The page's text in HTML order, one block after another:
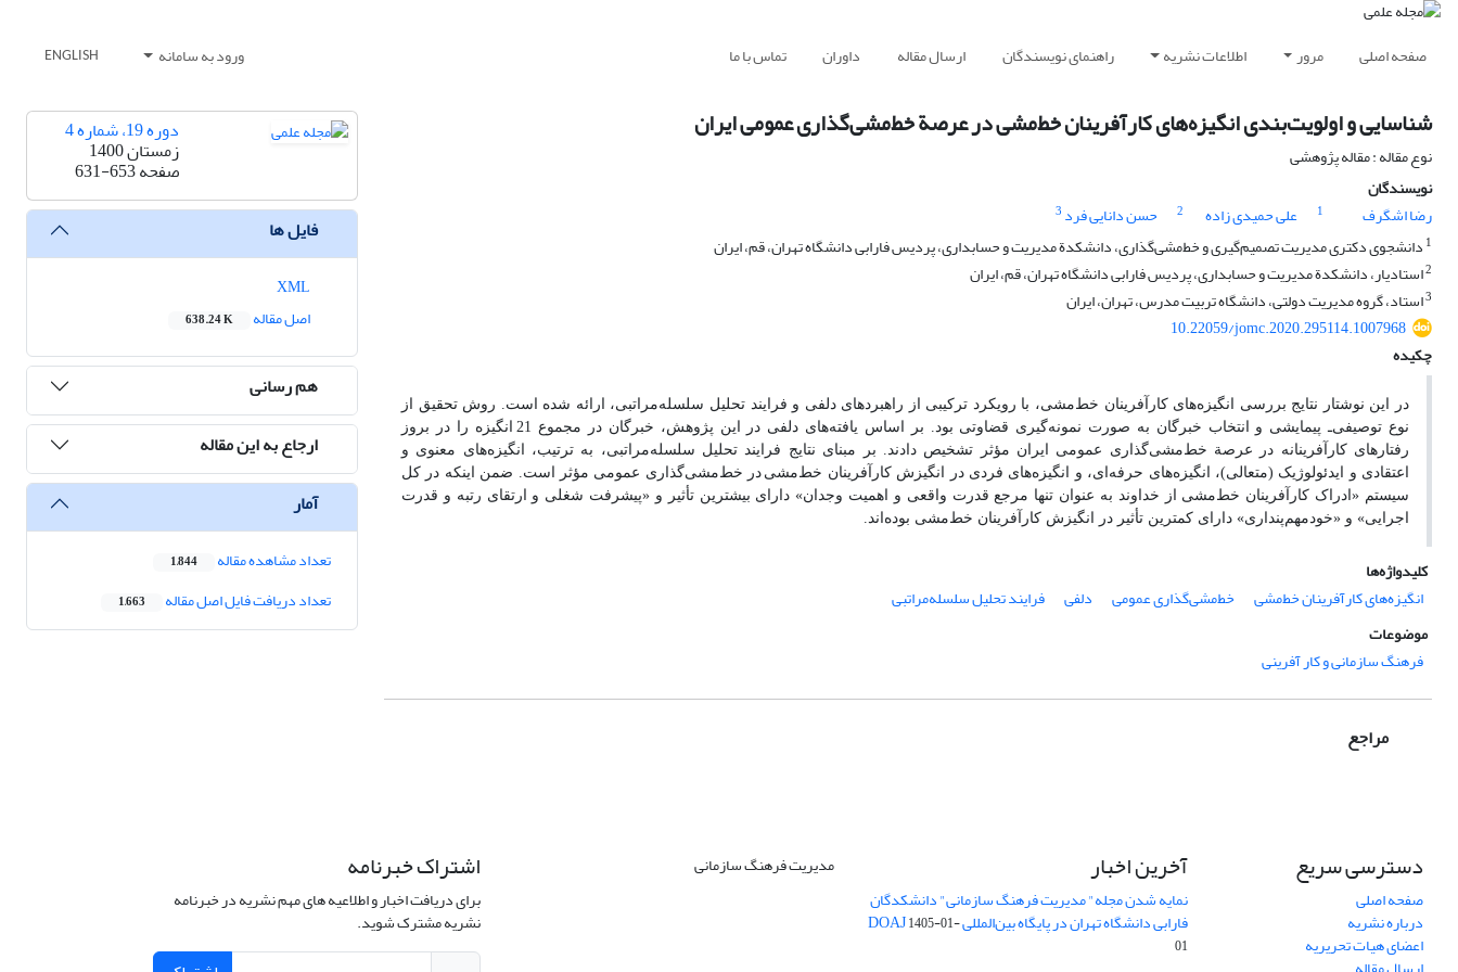
صفحه اصلی مرور اطلاعات نشریه راهنمای نویسندگان ارسال مقاله داوران تماس با ما ورود به سامانه ENGLISH
شناسایی و اولویت‌بندی انگیزه‌های کارآفرینان خط‌مشی در عرصة خط‌مشی‌گذاری عمومی ایران
نوع مقاله : مقاله پژوهشی
نویسندگان
رضا اشگرف
1 علی حمیدی زاده 2 حسن دانایی فرد 3
1 دانشجوی دکتری مدیریت تصمیم‌گیری و خط‌مشی‌گذاری، دانشکدة مدیریت و حسابداری، پردیس فارابی دانشگاه تهران، قم، ایران
2استادیار، دانشکدة مدیریت و حسابداری، پردیس فارابی دانشگاه تهران، قم، ایران
3استاد، گروه مدیریت دولتی، دانشگاه تربیت مدرس، تهران، ایران
10.22059/jomc.2020.295114.1007968
چکیده
در این نوشتار نتایج بررسی انگیزه‌های کارآفرینان خط‌مشی، با رویکرد ترکیبی از راهبردهای دلفی و فرایند تحلیل سلسله‌مراتبی، ارائه شده است. روش تحقیق از
نوع توصیفی‌ـ پیمایشی و انتخاب خبرگان به صورت نمونه‌گیری قضاوتی بود. بر اساس یافته‌های دلفی در این پژوهش، خبرگان در مجموع 21
انگیزه را در بروز
رفتارهای کارآفرینانه در عرصة خط‌مشی‌گذاری عمومی ایران مؤثر تشخیص دادند. بر مبنای نتایج فرایند تحلیل سلسله‌مراتبی، به ترتیب، انگیزه‌های معنوی و
اعتقادی و ایدئولوژیک (متعالی)، انگیزه‌های حرفه‌ای، و انگیزه‌های فردی در انگیزش کارآفرینان خط‌مشی در خط‌مشی‌گذاری عمومی مؤثر است. ضمن اینکه در کل
سیستم «ادراک کارآفرینان خط‌مشی از خداوند به عنوان تنها مرجع قدرت واقعی و اهمیت وجدان» دارای بیشترین تأثیر و «پیشرفت شغلی و ارتقای رتبه و قدرت
اجرایی» و «خودمهم‌پنداری» دارای کمترین تأثیر در انگیزش کارآفرینان خط‌مشی بوده‌اند.
کلیدواژه‌ها
انگیزه‌های کارآفرینان خط‌مشی
خط‌مشی‌گذاری عمومی دلفی
فرایند تحلیل سلسله‌مراتبی
موضوعات
فرهنگ سازمانی و کار آفرینی
مراجع
دوره 19، شماره 4
زمستان 1400
صفحه631-653
فایل ها
اصل مقاله
638.24 K
هم رسانی
ارجاع به این مقاله
آمار
تعداد مشاهده مقاله 1,844
تعداد دریافت فایل اصل مقاله 1,663
دسترسی سریع
صفحه اصلی
درباره نشریه
اعضای هیات تحریریه
آخرین اخبار
نمایه شدن مجله" مدیریت فرهنگ سازمانی" دانشکدگان
فارابی دانشگاه تهران در پایگاه بین‌المللی DOAJ1405-01-
01
مدیریت فرهنگ سازمانی اشتراک خبرنامه
برای دریافت اخبار و اطلاعیه های مهم نشریه در خبرنامه
نشریه مشترک شوید.